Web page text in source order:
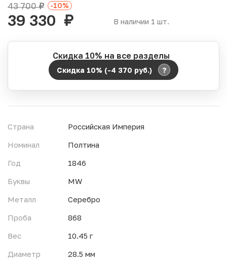
В наличии 1 шт.
43 700руб. -10%
39 330 руб.
Скидка 10% на все разделы
Скидка 10% (-4 370 руб.) ?
Период действия акции:
11
Страна
Российская Империя
Номинал
Полтина
Год
1846
Буквы
MW
Металл
Серебро
Проба
868
Вес
10.45 г
Диаметр
28.5 мм